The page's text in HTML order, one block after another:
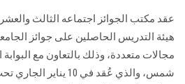
سجل الان
عقد مكتب الجوائز اجتماعه الثالث
هيئة التدريس الحاصلين على جوائز
مجالات متعددة، وذلك بالتعاون مع البوابة
شمس، والذي عُقد في 10